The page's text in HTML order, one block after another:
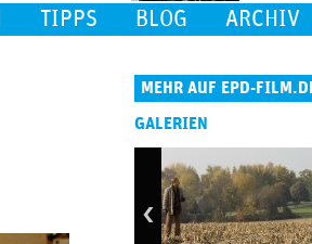
TIPPS BLOG ARCHIV
MEHR AUF EPD-
GALERIEN